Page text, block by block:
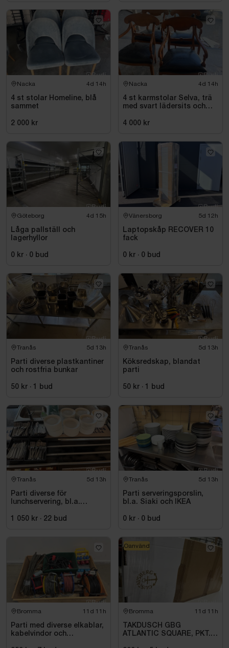
Nacka 4d 14h
4 st stolar Homeline, blå
sammet
2 000 kr
Nacka 4d 14h
4 st karmstolar Selva, trä
med svart lädersits och
4 000 kr
Göteborg 4d 15h
Låga pallställ och
lagerhyllor
0 kr · 0 bud
Vänersborg 5d 12h
Laptopskåp RECOVER 10
fack
0 kr · 0 bud
Tranås 5d 13h
Parti diverse plastkantiner
och rostfria bunkar
50 kr · 1 bud
Tranås 5d 13h
Köksredskap, blandat
parti
50 kr · 1 bud
Tranås 5d 13h
Parti diverse för
lunchservering, bl.a.
1 050 kr · 22 bud
Tranås 5d 13h
Parti serveringsporslin,
bl.a. Siaki och IKEA
0 kr · 0 bud
Bromma 11d 11h
Parti med diverse elkablar,
kabelvindor och
Bromma 11d 11h
TAKDUSCH GBG
ATLANTIC SQUARE, PKT.
Oanvänd